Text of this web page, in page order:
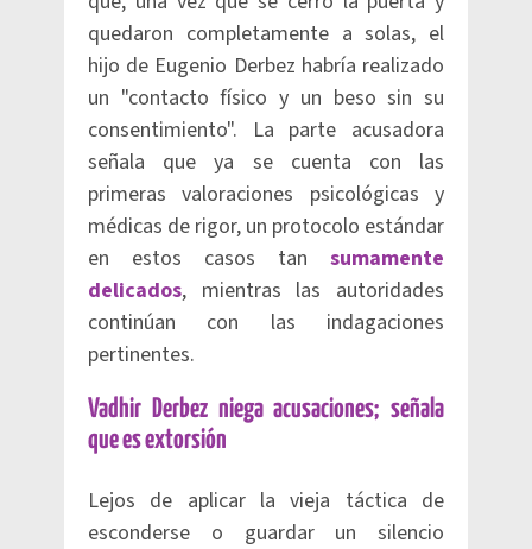
quedaron completamente a solas, el
hijo de Eugenio Derbez habría realizado
un "contacto físico y un beso sin su
consentimiento". La parte acusadora
señala que ya se cuenta con las
primeras valoraciones psicológicas y
médicas de rigor, un protocolo estándar
en estos casos tan sumamente
delicados, mientras las autoridades
continúan con las indagaciones
pertinentes.
Vadhir Derbez niega acusaciones; señala
que es extorsión
Lejos de aplicar la vieja táctica de
esconderse o guardar un silencio